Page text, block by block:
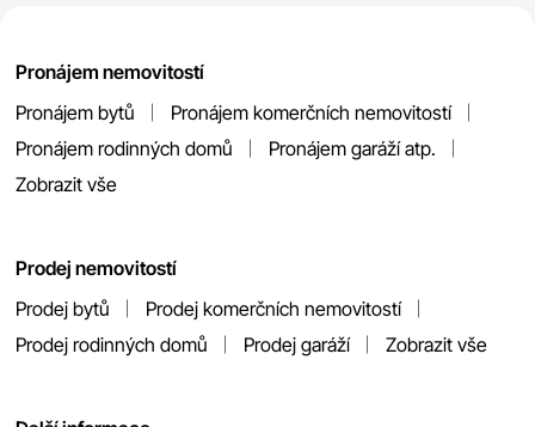
Pronájem nemovitostí
Pronájem bytů
Pronájem komerčních nemovitostí
Pronájem rodinných domů
Pronájem garáží atp.
Zobrazit vše
Prodej nemovitostí
Prodej bytů
Prodej komerčních nemovitostí
Prodej rodinných domů
Prodej garáží Zobrazit vše